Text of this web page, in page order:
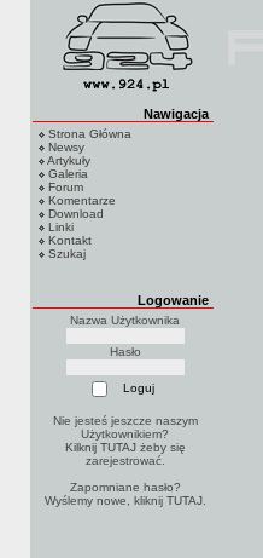
Nawigacja
Strona Główna
Newsy
Artykuły
Galeria
Forum
Komentarze
Download
Linki
Kontakt
Szukaj
Logowanie
Nazwa Użytkownika
Hasło
Nie jesteś jeszcze naszym
Użytkownikiem?
Kilknij TUTAJżeby się
zarejestrować.
Zapomniane hasło?
Wyślemy nowe, kliknij TUTAJ.